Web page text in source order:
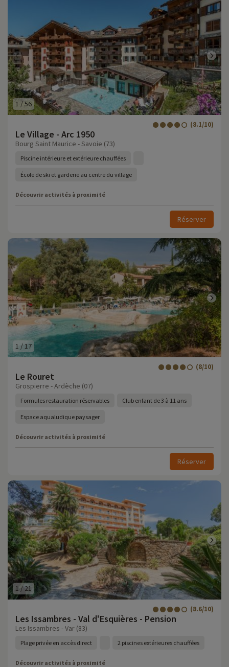
1 /56
Le Village - Arc 1950
(8.1/10)
Bourg Saint Maurice - Savoie (73)
Piscine intérieure et extérieure chauffées
École de ski et garderie au centre du village
Découvrir activités à proximité
Réserver
1 /17
Le Rouret
(8/10)
Grospierre - Ardèche (07)
Formules restauration réservables Club enfant de 3 à 11 ans
Espace aqualudique paysager
Découvrir activités à proximité
Réserver
1 /21
Les Issambres - Val d'Esquières - Pension
(8.6/10)
Les Issambres - Var (83)
Plage privée en accès direct 2 piscines extérieures chauffées
Découvrir activités à proximité